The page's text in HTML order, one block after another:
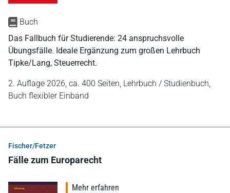
Buch
Das Fallbuch für Studierende: 24 anspruchsvolle
Übungsfälle. Ideale Ergänzung zum großen Lehrbuch
Tipke/Lang, Steuerrecht.
2. Auflage 2026, ca. 400 Seiten, Lehrbuch / Studienbuch,
Buch flexibler Einband
Fischer/Fetzer
Fälle zum Europarecht
Mehr erfahren